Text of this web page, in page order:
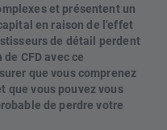
et présentent un
en raison de l'effet
de détail perdent
CFD avec ce
que vous comprenez
que vous pouvez vous
de perdre votre